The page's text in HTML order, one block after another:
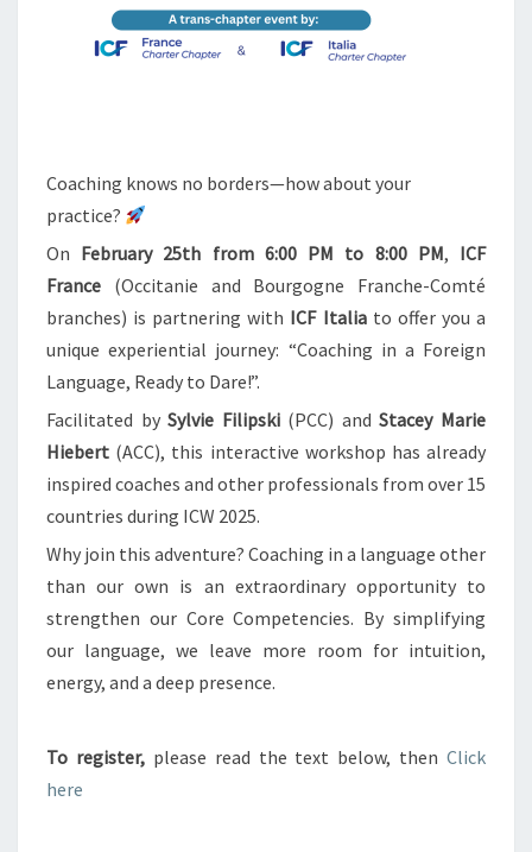
E
I
G
A
G
E
–
R
D
Y
T
A
R
?
»
Coaching knows no borders—how about your
practice?
On February 25th from 6:00 PM to 8:00 PM, ICF
France (Occitanie and Bourgogne Franche-Comté
branches) is partnering with ICF Italiato offer you a
unique experiential journey: “Coaching in a Foreign
Language, Ready to Dare!”.
Facilitated bySylvie Filipski(PCC) andStacey Marie
Hiebert (ACC), this interactive workshop has already
inspired coaches and other professionals from over 15
countries during ICW 2025.
Why join this adventure? Coaching in a language other
than our own is an extraordinary opportunity to
strengthen our Core Competencies. By simplifying
our language, we leave more room for intuition,
energy, and a deep presence.
To register,please read the text below, then Click
here